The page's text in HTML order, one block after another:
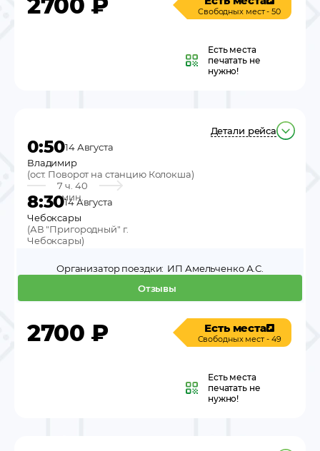
Свободных мест - 50
Есть места
печатать не
нужно!
Детали рейса
0:5014 Августа
Владимир
(ост. Поворот на станцию Колокша)
7 ч. 40
мин.
8:3014 Августа
Чебоксары
(АВ "Пригородный" г.
Чебоксары)
Отзывы
Организатор поездки: ИП Амельченко А.С.
2700 ₽ Есть места
Свободных мест - 49
Есть места
печатать не
нужно!